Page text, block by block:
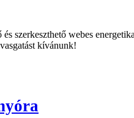
szerkeszthető webes
kívánunk!